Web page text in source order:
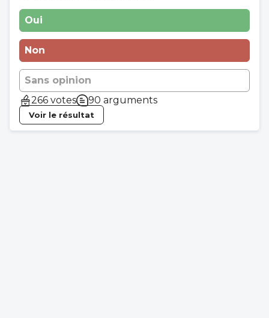
Oui
Non
Sans opinion
266 votes
90 arguments
Voir le résultat